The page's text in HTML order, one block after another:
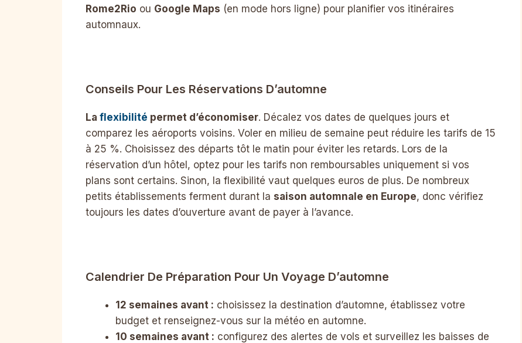
Rome2Rio ou Google Maps (en mode hors ligne) pour planifier vos itinéraires
automnaux.
Conseils Pour Les Réservations D’automne
La flexibilité permet d’économiser. Décalez vos dates de quelques jours et
comparez les aéroports voisins. Voler en milieu de semaine peut réduire les tarifs de 15
à 25 %. Choisissez des départs tôt le matin pour éviter les retards. Lors de la
réservation d’un hôtel, optez pour les tarifs non remboursables uniquement si vos
plans sont certains. Sinon, la flexibilité vaut quelques euros de plus. De nombreux
petits établissements ferment durant la saison automnale en Europe, donc vérifiez
toujours les dates d’ouverture avant de payer à l’avance.
Calendrier De Préparation Pour Un Voyage D’automne
12 semaines avant : choisissez la destination d’automne, établissez votre
budget et renseignez-vous sur la météo en automne.
10 semaines avant : configurez des alertes de vols et surveillez les baisses de